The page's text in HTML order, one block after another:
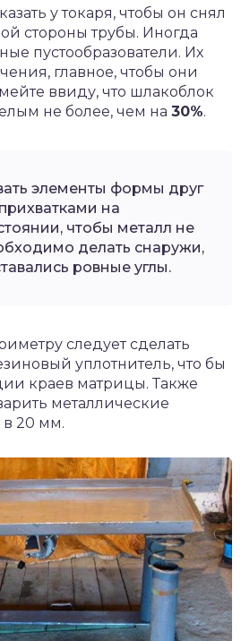
у токаря, чтобы он снял
стороны трубы. Иногда
пустообразователи. Их
главное, чтобы они
ввиду, что шлакоблок
не более, чем на 30%.
элементы формы друг
на
чтобы металл не
делать снаружи,
ровные углы.
следует сделать
уплотнитель, что бы
краев матрицы. Также
металлические
20 мм.